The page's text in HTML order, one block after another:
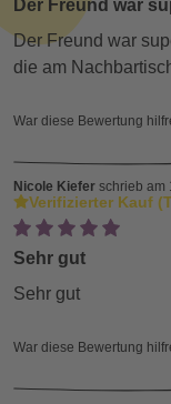
Der Freund war
Der Freund war
die am
War diese Bewertung
Nicole Kiefer schrieb am
Verifizierter Kauf
Sehr gut
Sehr gut
War diese Bewertung